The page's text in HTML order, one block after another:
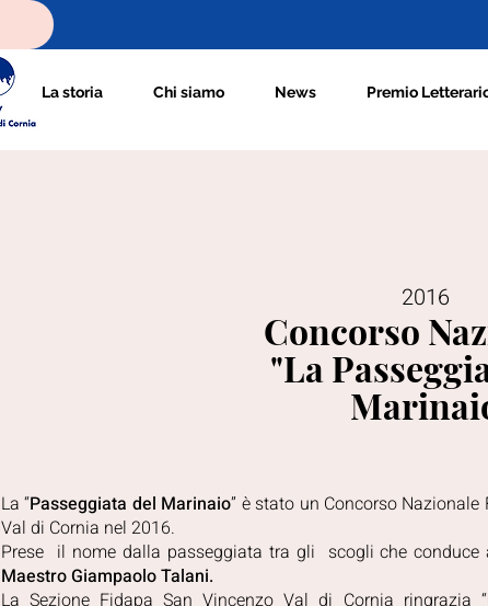
La storia Chi siamo News Premio
2016
Concorso
"La
La “Passeggiata del Marinaio” è stato un Concorso
Val di Cornia nel 2016.
Prese il nome dalla passeggiata tra gli scogli che
Maestro Giampaolo Talani.
La Sezione Fidapa San Vincenzo Val di Cornia ringrazia “